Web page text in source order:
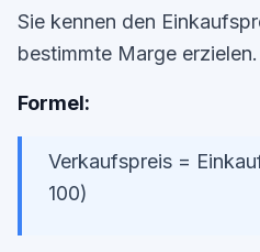
Sie kennen den
bestimmte Marge erzielen.
Formel:
Verkaufspreis =
100)